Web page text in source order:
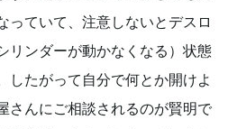
っていて、注意しないとデスロ
リンダーが動かなくなる）状態
したがって自分で何とか開けよ
さんにご相談されるのが賢明で